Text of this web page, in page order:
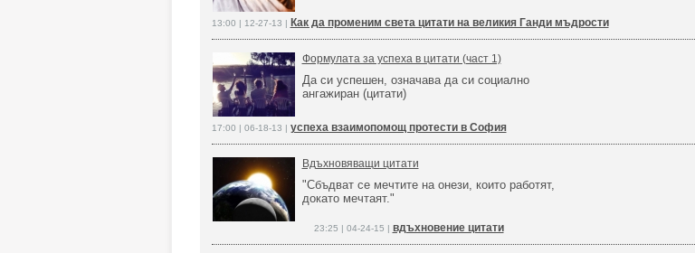
13:00 | 12-27-13 | Как да променим света цитати на великия Ганди мъдрости
Формулата за успеха в цитати (част 1)
Да си успешен, означава да си социално
ангажиран (цитати)
17:00 | 06-18-13 | успеха взаимопомощ протести в София
Вдъхновяващи цитати
"Сбъдват се мечтите на онези, които работят,
докато мечтаят."
23:25 | 04-24-15 | вдъхновение цитати